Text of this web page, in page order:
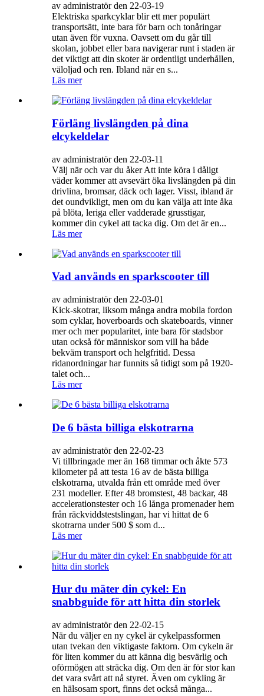
av administratör den 22-03-19
Elektriska sparkcyklar blir ett mer populärt
transportsätt, inte bara för barn och tonåringar
utan även för vuxna. Oavsett om du går till
skolan, jobbet eller bara navigerar runt i staden är
det viktigt att din skoter är ordentligt underhållen,
väloljad och ren. Ibland när en s...
Läs mer
Förläng livslängden på dina
elcykeldelar
av administratör den 22-03-11
Välj när och var du åker Att inte köra i dåligt
väder kommer att avsevärt öka livslängden på din
drivlina, bromsar, däck och lager. Visst, ibland är
det oundvikligt, men om du kan välja att inte åka
på blöta, leriga eller vadderade grusstigar,
kommer din cykel att tacka dig. Om det är en...
Läs mer
Vad används en sparkscooter till
av administratör den 22-03-01
Kick-skotrar, liksom många andra mobila fordon
som cyklar, hoverboards och skateboards, vinner
mer och mer popularitet, inte bara för stadsbor
utan också för människor som vill ha både
bekväm transport och helgfritid. Dessa
ridanordningar har funnits så tidigt som på 1920-
talet och...
Läs mer
De 6 bästa billiga elskotrarna
av administratör den 22-02-23
Vi tillbringade mer än 168 timmar och åkte 573
kilometer på att testa 16 av de bästa billiga
elskotrarna, utvalda från ett område med över
231 modeller. Efter 48 bromstest, 48 backar, 48
accelerationstester och 16 långa promenader hem
från räckviddstestslingan, har vi hittat de 6
skotrarna under 500 $ som d...
Läs mer
Hur du mäter din cykel: En
snabbguide för att hitta din storlek
av administratör den 22-02-15
När du väljer en ny cykel är cykelpassformen
utan tvekan den viktigaste faktorn. Om cykeln är
för liten kommer du att känna dig besvärlig och
oförmögen att sträcka dig. Om den är för stor kan
det vara svårt att nå styret. Även om cykling är
en hälsosam sport, finns det också många...